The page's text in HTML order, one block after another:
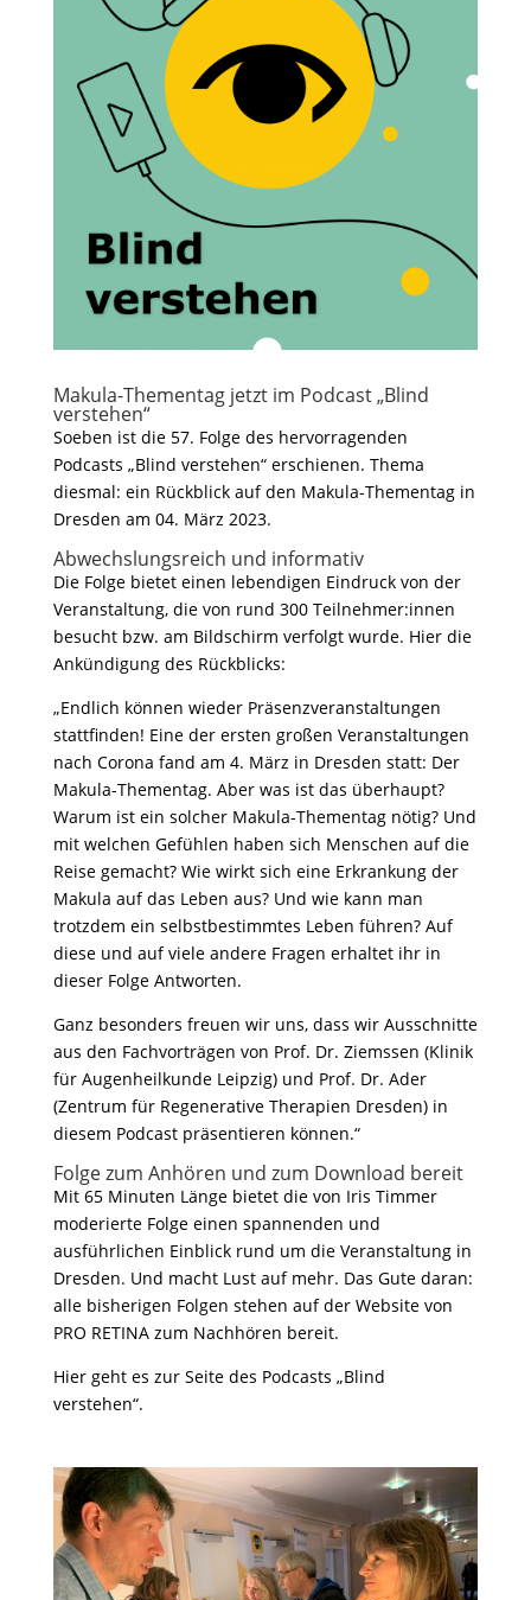
Makula-Thementag jetzt im Podcast „Blind
verstehen“
Soeben ist die 57. Folge des hervorragenden
Podcasts „Blind verstehen“ erschienen. Thema
diesmal: ein Rückblick auf den Makula-Thementag in
Dresden am 04. März 2023.
Abwechslungsreich und informativ
Die Folge bietet einen lebendigen Eindruck von der
Veranstaltung, die von rund 300 Teilnehmer:innen
besucht bzw. am Bildschirm verfolgt wurde. Hier die
Ankündigung des Rückblicks:
„Endlich können wieder Präsenzveranstaltungen
stattfinden! Eine der ersten großen Veranstaltungen
nach Corona fand am 4. März in Dresden statt: Der
Makula-Thementag. Aber was ist das überhaupt?
Warum ist ein solcher Makula-Thementag nötig? Und
mit welchen Gefühlen haben sich Menschen auf die
Reise gemacht? Wie wirkt sich eine Erkrankung der
Makula auf das Leben aus? Und wie kann man
trotzdem ein selbstbestimmtes Leben führen? Auf
diese und auf viele andere Fragen erhaltet ihr in
dieser Folge Antworten.
Ganz besonders freuen wir uns, dass wir Ausschnitte
aus den Fachvorträgen von Prof. Dr. Ziemssen (Klinik
für Augenheilkunde Leipzig) und Prof. Dr. Ader
(Zentrum für Regenerative Therapien Dresden) in
diesem Podcast präsentieren können.“
Folge zum Anhören und zum Download bereit
Mit 65 Minuten Länge bietet die von Iris Timmer
moderierte Folge einen spannenden und
ausführlichen Einblick rund um die Veranstaltung in
Dresden. Und macht Lust auf mehr. Das Gute daran:
alle bisherigen Folgen stehen auf der Website von
PRO RETINA zum Nachhören bereit.
Hier geht es zur Seite des Podcasts „Blind
verstehen“.